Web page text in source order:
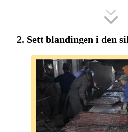
2. Sett blandingen i den